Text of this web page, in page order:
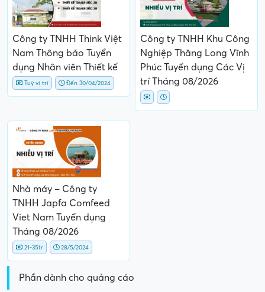
Công ty TNHH Think Việt
Nam Thông báo Tuyển
dụng Nhân viên Thiết kế
Tuỳ vị trí Đến 30/04/2024
Công ty TNHH Khu Công
Nghiệp Thăng Long Vĩnh
Phúc Tuyển dụng Các Vị
trí Tháng 08/2026
Nhà máy – Công ty
TNHH Japfa Comfeed
Viet Nam Tuyển dụng
Tháng 08/2026
21-35tr 28/5/2024
Phần dành cho quảng cáo